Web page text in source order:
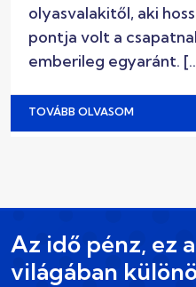
olyasvalakitől, aki
pontja volt a
emberileg egyaránt.
TOVÁBB OLVASOM
Az idő pénz, ez
világában